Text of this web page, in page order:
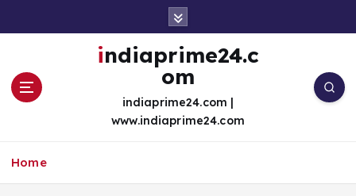
indiaprime24.c
om
indiaprime24.com |
www.indiaprime24.com
Home